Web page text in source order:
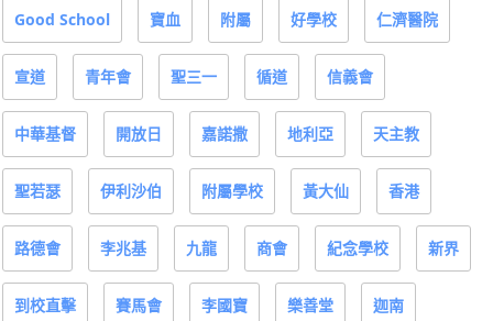
宣道 青年會 聖三一 信義會
中華基督 開放日 嘉諾撒 地利亞
聖若瑟 伊利沙伯 附屬學校 黃大仙 香港
路德會 李兆基 九龍 商會 紀念學校
到校直擊 賽馬會 李國寶 樂善堂 迦南
何明華 堅樂 Ling Ying 康山 葉小